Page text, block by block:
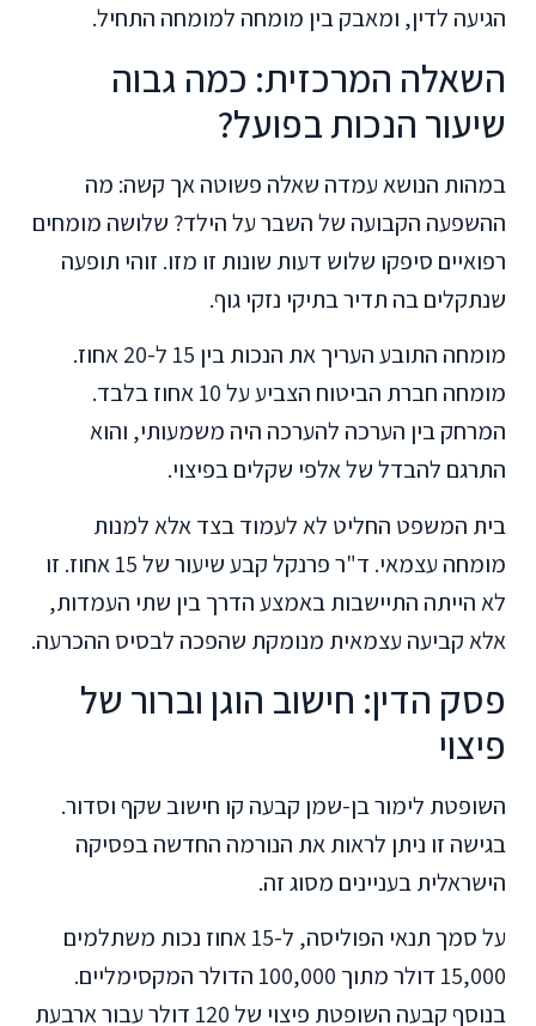
הגיעה לדין, ומאבק בין מומחה למומחה התחיל.
השאלה המרכזית: כמה גבוה
שיעור הנכות בפועל?
במהות הנושא עמדה שאלה פשוטה אך קשה: מה
ההשפעה הקבועה של השבר על הילד? שלושה מומחים
רפואיים סיפקו שלוש דעות שונות זו מזו. זוהי תופעה
שנתקלים בה תדיר בתיקי נזקי גוף.
מומחה התובע העריך את הנכות בין 15 ל-20 אחוז.
מומחה חברת הביטוח הצביע על 10 אחוז בלבד.
המרחק בין הערכה להערכה היה משמעותי, והוא
התרגם להבדל של אלפי שקלים בפיצוי.
בית המשפט החליט לא לעמוד בצד אלא למנות
מומחה עצמאי. ד"ר פרנקל קבע שיעור של 15 אחוז. זו
לא הייתה התיישבות באמצע הדרך בין שתי העמדות,
אלא קביעה עצמאית מנומקת שהפכה לבסיס ההכרעה.
פסק הדין: חישוב הוגן וברור של
פיצוי
השופטת לימור בן-שמן קבעה קו חישוב שקף וסדור.
בגישה זו ניתן לראות את הנורמה החדשה בפסיקה
הישראלית בעניינים מסוג זה.
על סמך תנאי הפוליסה, ל-15 אחוז נכות משתלמים
15,000 דולר מתוך 100,000 הדולר המקסימליים.
בנוסף קבעה השופטת פיצוי של 120 דולר עבור ארבעת